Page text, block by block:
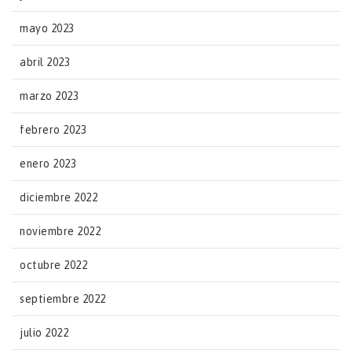
mayo 2023
abril 2023
marzo 2023
febrero 2023
enero 2023
diciembre 2022
noviembre 2022
octubre 2022
septiembre 2022
julio 2022